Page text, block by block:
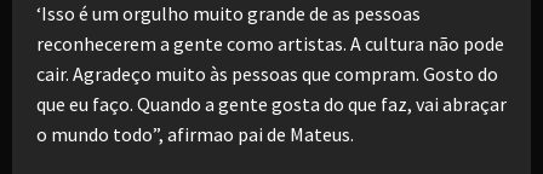
‘Isso é um orgulho muito grande de as pessoas
reconhecerem a gente como artistas. A cultura não pode
cair. Agradeço muito às pessoas que compram. Gosto do
que eu faço. Quando a gente gosta do que faz, vai abraçar
o mundo todo”, afirmao pai de Mateus.